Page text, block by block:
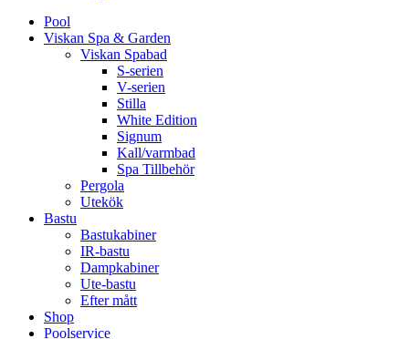
Pool
Viskan Spa & Garden
Viskan Spabad
S-serien
V-serien
Stilla
White Edition
Signum
Kall/varmbad
Spa Tillbehör
Pergola
Utekök
Bastu
Bastukabiner
IR-bastu
Dampkabiner
Ute-bastu
Efter mått
Shop
Poolservice